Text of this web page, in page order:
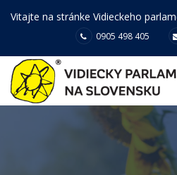
Vitajte na stránke Vidieckeho
0905 498 405